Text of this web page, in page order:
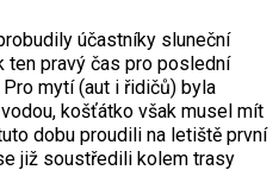
účastníky sluneční
ten pravý čas pro poslední
mytí (aut i řidičů) byla
košťátko však musel mít
dobu proudili na letiště první
již soustředili kolem trasy